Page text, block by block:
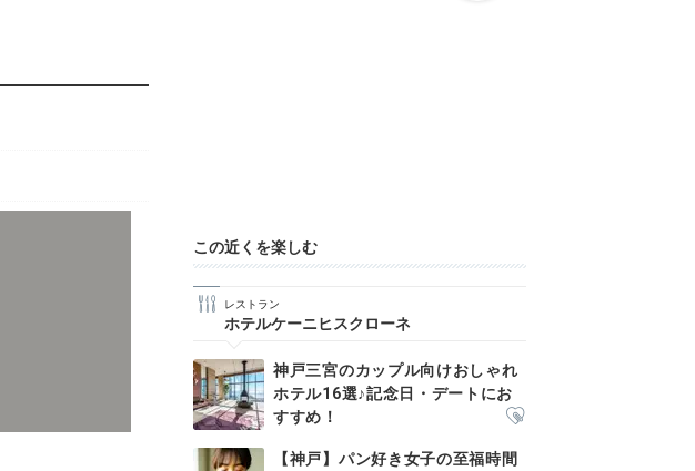
この近くを楽しむ
レストラン
ホテルケーニヒスクローネ
神戸三宮のカップル向けおしゃれ
ホテル16選♪記念日・デートにお
すすめ！
【神戸】パン好き女子の至福時間